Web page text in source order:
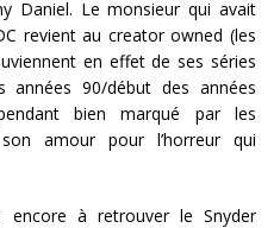
Daniel. Le monsieur qui avait
revient au creator owned (les
en effet de ses séries
90/début des années
bien marqué par les
amour pour l’horreur qui
à retrouver le Snyder